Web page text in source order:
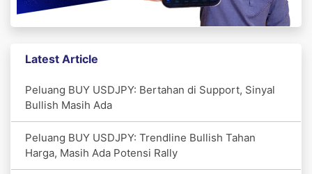
Latest Article
Peluang BUY USDJPY: Bertahan di Support, Sinyal
Bullish Masih Ada
Peluang BUY USDJPY: Trendline Bullish Tahan
Harga, Masih Ada Potensi Rally